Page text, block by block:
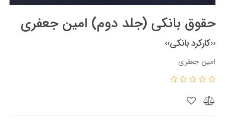
حقوق بانکی (جلد دوم) امین جعفری
‹‹کارکرد بانکی››
امین جعفری